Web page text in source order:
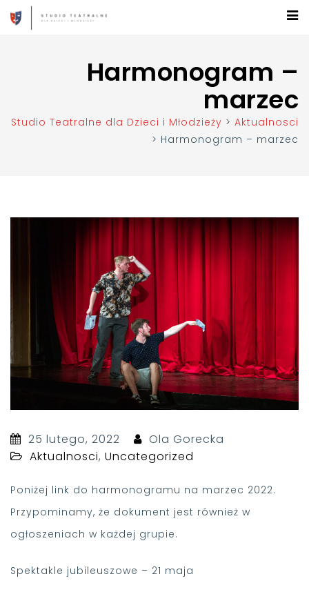
Harmonogram –
marzec
Studio Teatralne dla Dzieci i Młodzieży > Aktualnosci
> Harmonogram – marzec
25 lutego, 2022
Ola Gorecka
Aktualnosci, Uncategorized
Poniżej link do harmonogramu na marzec 2022.
Przypominamy, że dokument jest również w
ogłoszeniach w każdej grupie.
Spektakle jubileuszowe – 21 maja